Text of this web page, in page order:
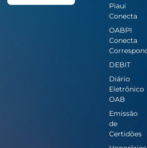
Piauí
Conecta
OABPI
Conecta
DEBIT
Diário
Eletrônico
OAB
Emissão
de
Certidões